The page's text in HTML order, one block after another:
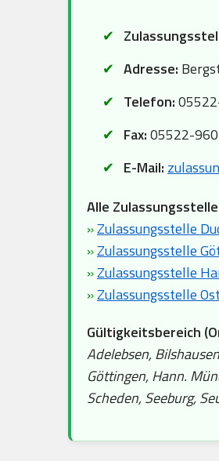
Adresse:
Telefon:
Fax:05522-
E-Mail:
Alle
»Zulassungsstelle
»Zulassungsstelle
»Zulassungsstelle
»Zulassungsstelle
Gültigkeitsbereich
Adelebsen,
Göttingen, Hann.
Scheden, Seeburg,